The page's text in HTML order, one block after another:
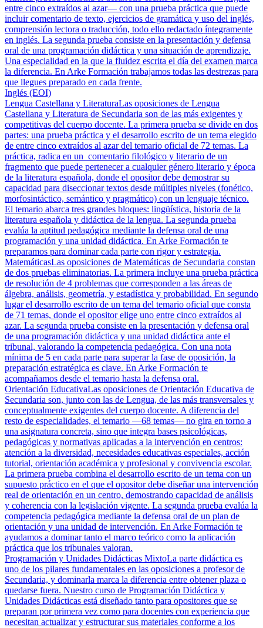
entre cinco extraídos al azar— con una prueba práctica que puede
incluir comentario de texto, ejercicios de gramática y uso del inglés,
comprensión lectora o traducción, todo ello redactado íntegramente
en inglés. La segunda prueba consiste en la presentación y defensa
oral de una programación didáctica y una situación de aprendizaje.
Una especialidad en la que la fluidez escrita el día del examen marca
la diferencia. En Arke Formación trabajamos todas las destrezas para
que llegues preparado en cada frente.
Inglés (EOI)
Lengua Castellana y LiteraturaLas oposiciones de Lengua
Castellana y Literatura de Secundaria son de las más exigentes y
competitivas del cuerpo docente. La primera prueba se divide en dos
partes: una prueba práctica y el desarrollo escrito de un tema elegido
de entre cinco extraídos al azar del temario oficial de 72 temas. La
práctica, radica en un comentario filológico y literario de un
fragmento que puede pertenecer a cualquier género literario y época
de la literatura española, donde el opositor debe demostrar su
capacidad para diseccionar textos desde múltiples niveles (fonético,
morfosintáctico, semántico y pragmático) con un lenguaje técnico.
El temario abarca tres grandes bloques: lingüística, historia de la
literatura española y didáctica de la lengua. La segunda prueba
evalúa la aptitud pedagógica mediante la defensa oral de una
programación y una unidad didáctica. En Arke Formación te
preparamos para dominar cada parte con rigor y estrategia.
MatemáticasLas oposiciones de Matemáticas de Secundaria constan
de dos pruebas eliminatorias. La primera incluye una prueba práctica
de resolución de 4 problemas que corresponden a las áreas de
álgebra, análisis, geometría, y estadística y probabilidad. En segundo
lugar el desarrollo escrito de un tema del temario oficial que consta
de 71 temas, donde el opositor elige uno entre cinco extraídos al
azar. La segunda prueba consiste en la presentación y defensa oral
de una programación didáctica y una unidad didáctica ante el
tribunal, valorando la competencia pedagógica. Con una nota
mínima de 5 en cada parte para superar la fase de oposición, la
preparación estratégica es clave. En Arke Formación te
acompañamos desde el temario hasta la defensa oral.
Orientación EducativaLas oposiciones de Orientación Educativa de
Secundaria son, junto con las de Lengua, de las más transversales y
conceptualmente exigentes del cuerpo docente. A diferencia del
resto de especialidades, el temario —68 temas— no gira en torno a
una asignatura concreta, sino que integra bases psicológicas,
pedagógicas y normativas aplicadas a la intervención en centros:
atención a la diversidad, necesidades educativas especiales, acción
tutorial, orientación académica y profesional y convivencia escolar.
La primera prueba combina el desarrollo escrito de un tema con un
supuesto práctico en el que el opositor debe diseñar una intervención
real de orientación en un centro, demostrando capacidad de análisis
y coherencia con la legislación vigente. La segunda prueba evalúa la
competencia pedagógica mediante la defensa oral de un plan de
orientación y una unidad de intervención. En Arke Formación te
ayudamos a dominar tanto el marco teórico como la aplicación
práctica que los tribunales valoran.
Programación y Unidades Didácticas MixtoLa parte didáctica es
uno de los pilares fundamentales en las oposiciones a profesor de
Secundaria, y dominarla marca la diferencia entre obtener plaza o
quedarse fuera. Nuestro curso de Programación Didáctica y
Unidades Didácticas está diseñado tanto para opositores que se
preparan por primera vez como para docentes con experiencia que
necesitan actualizar y estructurar sus materiales conforme a los